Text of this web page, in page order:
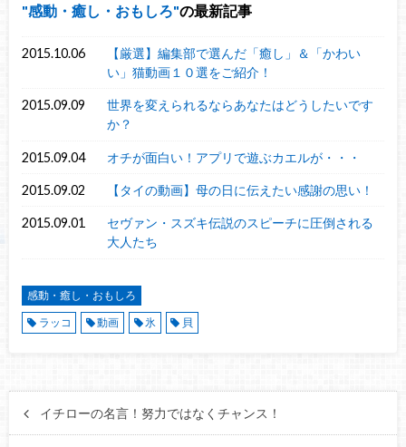
感動・癒し・おもしろ の最新記事
2015.10.06
【厳選】編集部で選んだ「癒し」＆「かわい
い」猫動画１０選をご紹介！
2015.09.09
世界を変えられるならあなたはどうしたいです
か？
2015.09.04 オチが面白い！アプリで遊ぶカエルが・・・
2015.09.02 【タイの動画】母の日に伝えたい感謝の思い！
2015.09.01
セヴァン・スズキ伝説のスピーチに圧倒される
大人たち
感動・癒し・おもしろ
ラッコ
動画 氷 貝
イチローの名言！努力ではなくチャンス！